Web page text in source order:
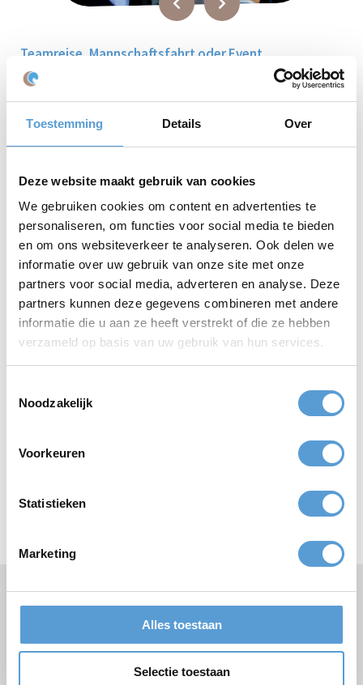
Toestemming Details Over
Deze website maakt gebruik van cookies
We gebruiken cookies om content en advertenties te
personaliseren, om functies voor social media te bieden
en om ons websiteverkeer te analyseren. Ook delen we
informatie over uw gebruik van onze site met onze
partners voor social media, adverteren en analyse. Deze
partners kunnen deze gegevens combineren met andere
informatie die u aan ze heeft verstrekt of die ze hebben
verzameld op basis van uw gebruik van hun services.
Noodzakelijk
Voorkeuren
Statistieken
Marketing
Alles toestaan
Selectie toestaan
Teamreise, Mannschaftsfahrt oder Event
Scheveningen?
Der schöne Strand im Scheveningen Holland bilden die Kulisse für
eine Eventagentur in Scheveningen spezialisiert in die
Junggesellinnenabschied oder Junggesellenabschied
Scheveningen?
Verlieben lässt sich halt nicht planen, aber ein
Junggesellenabschied danach aber natürlich soll perfekt sein! Der
Tag sollte etwas Besonderes sein. Immer alles richtig zu machen.
Natürlich geht es nicht darum, künftig nur noch halbe Sachen zu
machen. Die Atmosphäre ist wundervoll an der Niederländischen
Nordseeküste. Auf unserer Website zeigen wir Ihnen die
lustigsten Ideen für Ihren Junggesellinnenabschied oder
Junggesellenabschied Ideen für Männer. Ideen für Ihren
Junggesellinnenabschied? Oder Junggesellenabschied Ideen für
Männer. Kontaktieren Sie uns!
Angebot anfordern
Spezialisierte Betriebsausflüge & Firmenveranstaltungen
Südhollands
Große Gruppen: 500+ Personen